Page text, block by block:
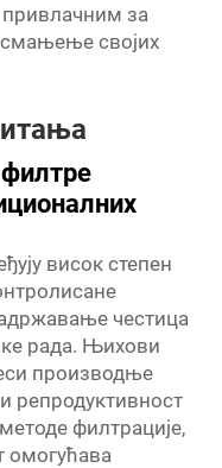
за
смањење својих
висок степен
честица
рада. Њихови
производње
репродуктивност
филтрације,
омогућава